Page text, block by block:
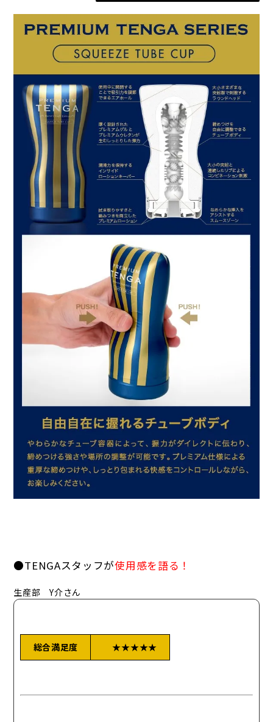
●TENGAスタッフが使用感を語る！
生産部 Y介さん
総合満足度 ★★★★★